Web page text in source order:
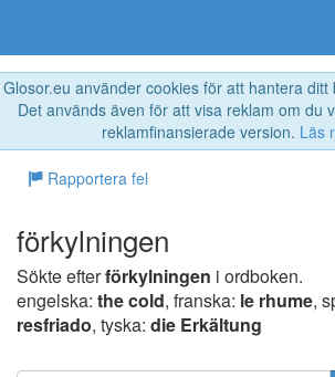
Glosor.eu använder cookies för att hantera
Det används även för att visa reklam om du
reklamfinansierade version. Läs
Rapportera fel
förkylningen
Sökte efterförkylningen i ordboken.
engelska: the cold, franska: le rhume,
resfriado, tyska: die Erkältung